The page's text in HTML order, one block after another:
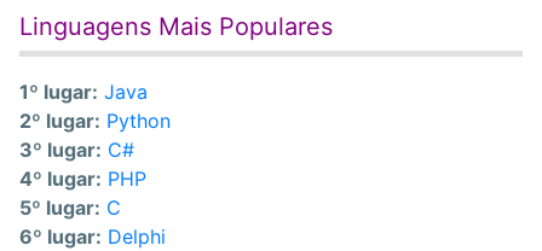
Linguagens Mais Populares
1º lugar: Java
2º lugar: Python
3º lugar: C#
4º lugar: PHP
5º lugar: C
6º lugar: Delphi